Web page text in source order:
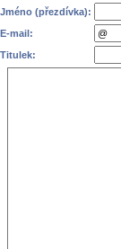
Jméno (přezdívka):
E-mail:
Titulek: